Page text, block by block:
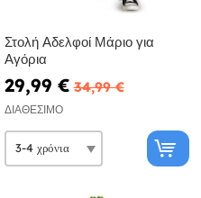
Στολή Αδελφοί Μάριο για
Αγόρια
29,99 € 34,99 €
ΔΙΑΘΈΣΙΜΟ